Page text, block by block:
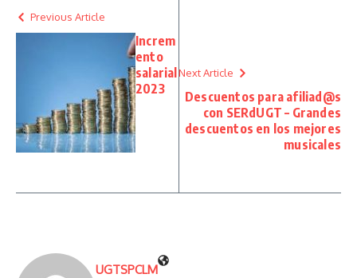
Previous Article
Increm
ento
salarial
2023
Next Article
Descuentos para afiliad@s
con SERdUGT – Grandes
descuentos en los mejores
musicales
UGTSPCLM